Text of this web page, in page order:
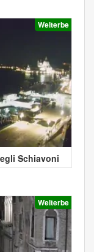
Welterbe
Schiavoni
Welterbe